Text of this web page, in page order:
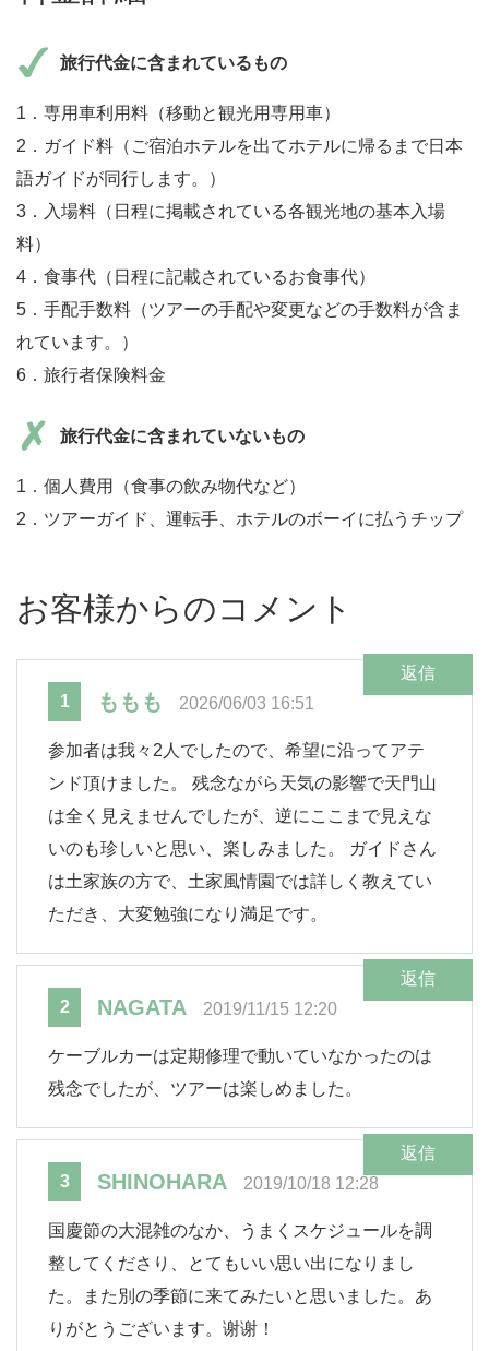
旅行代金に含まれているもの
1．専用車利用料（移動と観光用専用車）
2．ガイド料（ご宿泊ホテルを出てホテルに帰るまで日本
語ガイドが同行します。）
3．入場料（日程に掲載されている各観光地の基本入場
料）
4．食事代（日程に記載されているお食事代）
5．手配手数料（ツアーの手配や変更などの手数料が含ま
れています。）
6．旅行者保険料金
旅行代金に含まれていないもの
1．個人費用（食事の飲み物代など）
2．ツアーガイド、運転手、ホテルのボーイに払うチップ
お客様からのコメント
1 ももも 2026/06/03 16:51
返信
参加者は我々2人でしたので、希望に沿ってアテ
ンド頂けました。 残念ながら天気の影響で天門山
は全く見えませんでしたが、逆にここまで見えな
いのも珍しいと思い、楽しみました。 ガイドさん
は土家族の方で、土家風情園では詳しく教えてい
ただき、大変勉強になり満足です。
2 NAGATA 2019/11/15 12:20
返信
ケーブルカーは定期修理で動いていなかったのは
残念でしたが、ツアーは楽しめました。
3 SHINOHARA 2019/10/18 12:28
返信
国慶節の大混雑のなか、うまくスケジュールを調
整してくださり、とてもいい思い出になりまし
た。また別の季節に来てみたいと思いました。あ
りがとうございます。谢谢！